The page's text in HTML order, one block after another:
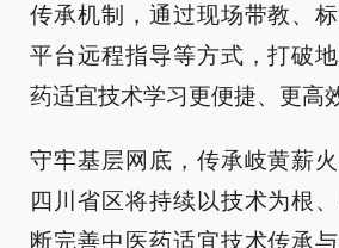
传承机制，通过现场带教、
平台远程指导等方式，打破
药适宜技术学习更便捷、更高
守牢基层网底，传承岐黄薪
四川省区将持续以技术为根
断完善中医药适宜技术传承